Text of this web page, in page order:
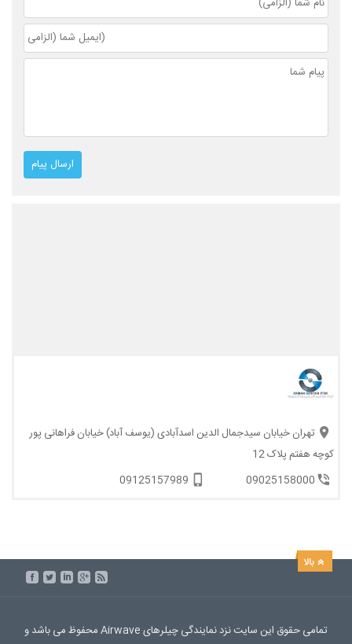
تهران خیابان سیدجمال الدین اسدآبادی (یوسف آباد) خیابان فراهانی پور
کوچه هفتم پلاک 12
09025158000
09125157989
تمامی حقوق این سایت نزد نمایندگی چیلرهای Airwave محفوظ می باشد و